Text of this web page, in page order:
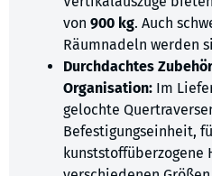
von 900 kg. Auch
Räumnadeln werden
Durchdachtes
Organisation: Im
gelochte
Befestigungseinheit,
kunststoffüberzogene